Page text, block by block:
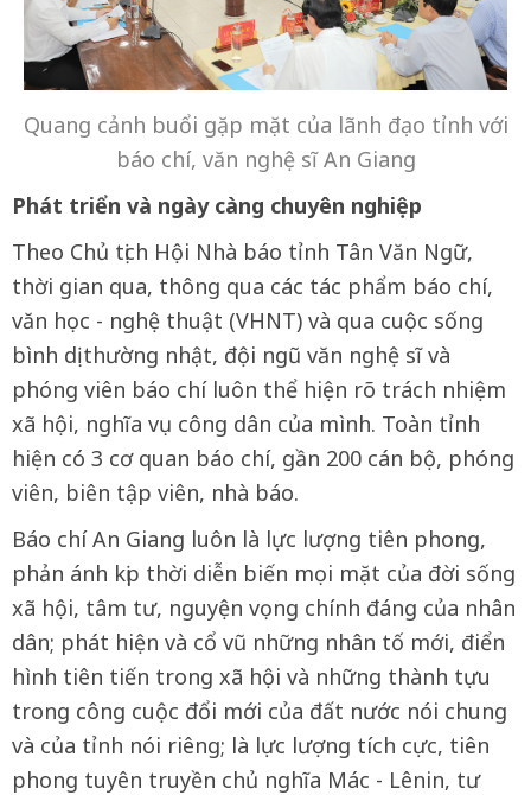
Quang cảnh buổi gặp mặt của lãnh đạo tỉnh với
báo chí, văn nghệ sĩ An Giang
Phát triển và ngày càng chuyên nghiệp
Theo Chủ tịch Hội Nhà báo tỉnh Tân Văn Ngữ,
thời gian qua, thông qua các tác phẩm báo chí,
văn học - nghệ thuật (VHNT) và qua cuộc sống
bình dị thường nhật, đội ngũ văn nghệ sĩ và
phóng viên báo chí luôn thể hiện rõ trách nhiệm
xã hội, nghĩa vụ công dân của mình. Toàn tỉnh
hiện có 3 cơ quan báo chí, gần 200 cán bộ, phóng
viên, biên tập viên, nhà báo.
Báo chí An Giang luôn là lực lượng tiên phong,
phản ánh kịp thời diễn biến mọi mặt của đời sống
xã hội, tâm tư, nguyện vọng chính đáng của nhân
dân; phát hiện và cổ vũ những nhân tố mới, điển
hình tiên tiến trong xã hội và những thành tựu
trong công cuộc đổi mới của đất nước nói chung
và của tỉnh nói riêng; là lực lượng tích cực, tiên
phong tuyên truyền chủ nghĩa Mác - Lênin, tư